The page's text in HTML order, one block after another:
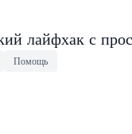
лайфхак с
Помощь